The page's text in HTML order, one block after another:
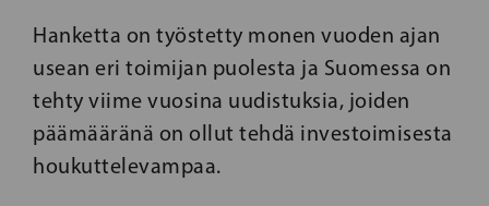
Hanketta on työstetty monen vuoden ajan
usean eri toimijan puolesta ja Suomessa on
tehty viime vuosina uudistuksia, joiden
päämääränä on ollut tehdä investoimisesta
houkuttelevampaa.